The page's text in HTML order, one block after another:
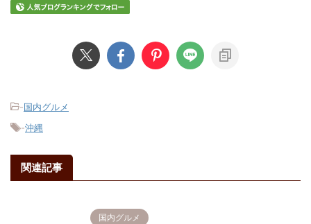
-国内グルメ
-沖縄
関連記事
国内グルメ